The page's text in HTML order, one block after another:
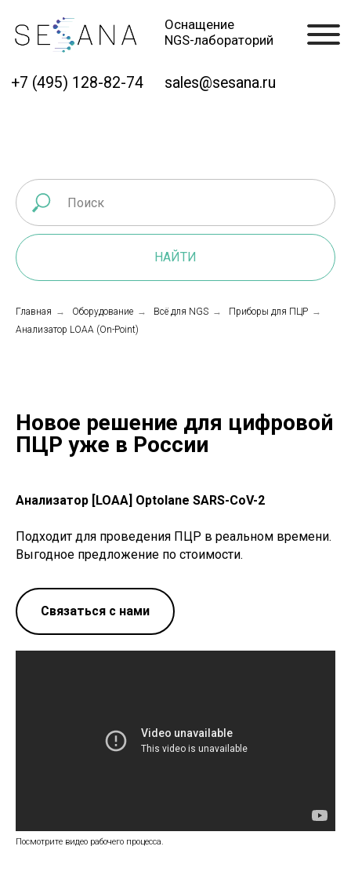
Оснащение
NGS-лабораторий
НАЙТИ
Главная → Оборудование → Всё для NGS → Приборы для ПЦР →
Анализатор LOAA (On-Point)
Новое решение для цифровой
ПЦР уже в России
Анализатор [LOAA] Optolane SARS-CoV-2
Подходит для проведения ПЦР в реальном времени.
Выгодное предложение по стоимости.
Связаться с нами
Посмотрите видео рабочего процесса.